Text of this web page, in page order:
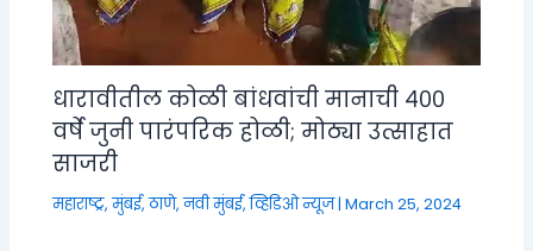
धारावीतील कोळी बांधवांची मानाची ४००
वर्षे जुनी पारंपरिक होळी; मोठ्या उत्साहात
साजरी
महाराष्ट्र,मुंबई, ठाणे, नवी मुंबई,व्हिडिओ न्यूज|March 25, 2024